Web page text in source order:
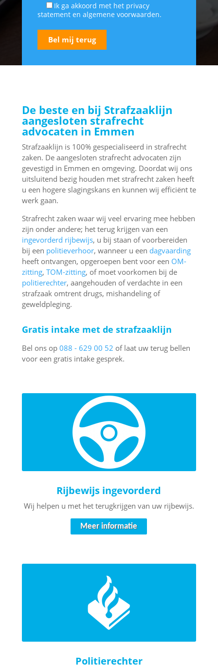
Ik ga akkoord met het privacy
statementen algemene voorwaarden.
De beste en bij Strafzaaklijn
aangesloten strafrecht
advocaten in Emmen
Strafzaaklijn is 100% gespecialiseerd in strafrecht
zaken. De aangesloten strafrecht advocaten zijn
gevestigd in Emmen en omgeving. Doordat wij ons
uitsluitend bezig houden met strafrecht zaken heeft
u een hogere slagingskans en kunnen wij efficiënt te
werk gaan.
Strafrecht zaken waar wij veel ervaring mee hebben
zijn onder andere; het terug krijgen van een
ingevorderd rijbewijs, u bij staan of voorbereiden
bij een politieverhoor, wanneer u een dagvaarding
heeft ontvangen, opgeroepen bent voor een OM-
zitting, TOM-zitting, of moet voorkomen bij de
politierechter, aangehouden of verdachte in een
strafzaak omtrent drugs, mishandeling of
geweldpleging.
Gratis intake met de strafzaaklijn
Bel ons op 088 - 629 00 52 of laat uw terug bellen
voor een gratis intake gesprek.
Rijbewijs ingevorderd
Wij helpen u met het terugkrijgen van uw rijbewijs.
Meer informatie
Politierechter